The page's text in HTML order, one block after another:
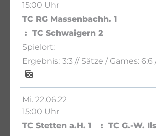
15:00 Uhr
TC RG Massenbachh. 1
TC Schwaigern 2
3:3 // Sätze / Games: 6:6
Mi. 22.06.22
15:00 Uhr
TC Stetten a.H. 1
TC G.-W.